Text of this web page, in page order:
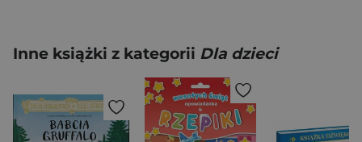
Inne książki z kategorii Dla dzieci